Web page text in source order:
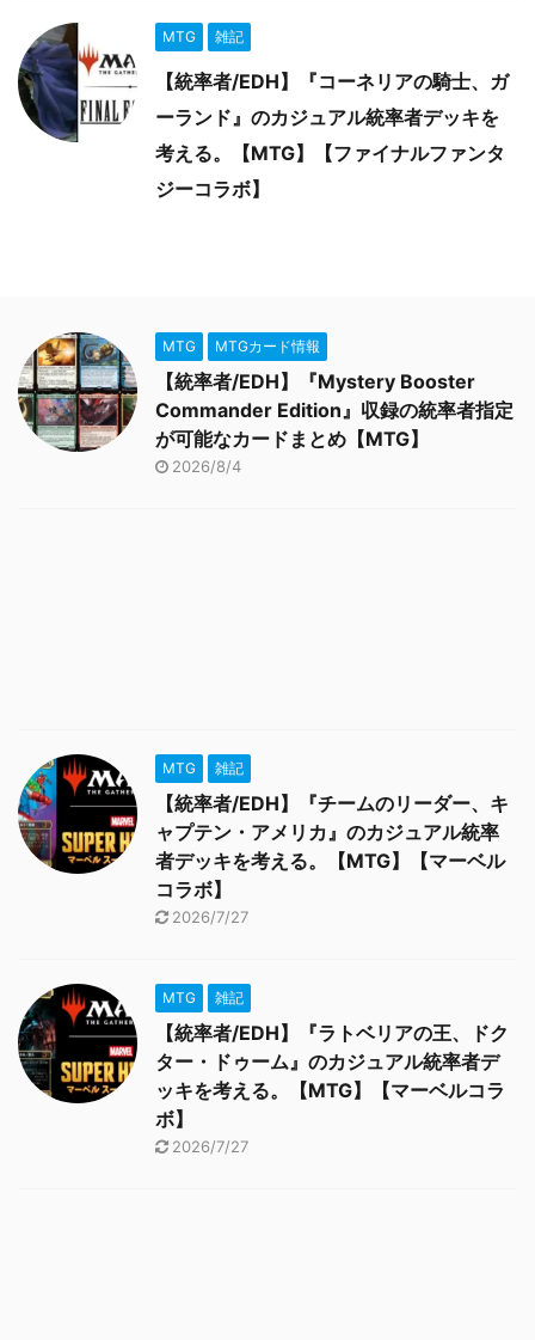
MTG 雑記
【統率者/EDH】『コーネリアの騎士、ガ
ーランド』のカジュアル統率者デッキを
考える。【MTG】【ファイナルファンタ
ジーコラボ】
MTG MTGカード情報
【統率者/EDH】『Mystery Booster
Commander Edition』収録の統率者指定
が可能なカードまとめ【MTG】
2026/8/4
MTG 雑記
【統率者/EDH】『チームのリーダー、キ
ャプテン・アメリカ』のカジュアル統率
者デッキを考える。【MTG】【マーベル
コラボ】
2026/7/27
MTG 雑記
【統率者/EDH】『ラトベリアの王、ドク
ター・ドゥーム』のカジュアル統率者デ
ッキを考える。【MTG】【マーベルコラ
ボ】
2026/7/27